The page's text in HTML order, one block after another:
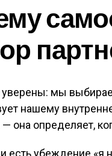
мы
нашему
— она определяет,
есть убеждение «я